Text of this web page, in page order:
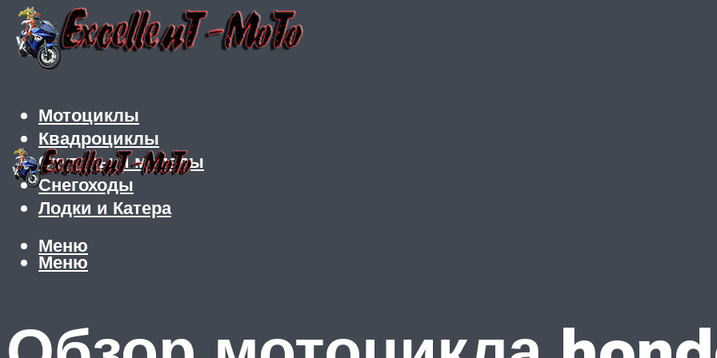
Мотоциклы
Квадроциклы
Скутеры и мопеды
Снегоходы
Лодки и Катера
Меню
Меню